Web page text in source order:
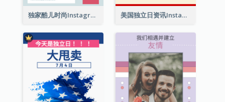
独家酷儿时尚Instagram限时动态 美国独立日资讯Instagram限时动态